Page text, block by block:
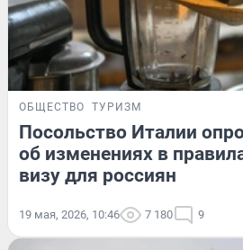
ОБЩЕСТВО ТУРИЗМ
Посольство Италии
об изменениях в
визу для россиян
19 мая, 2026, 10:46 7 180 9